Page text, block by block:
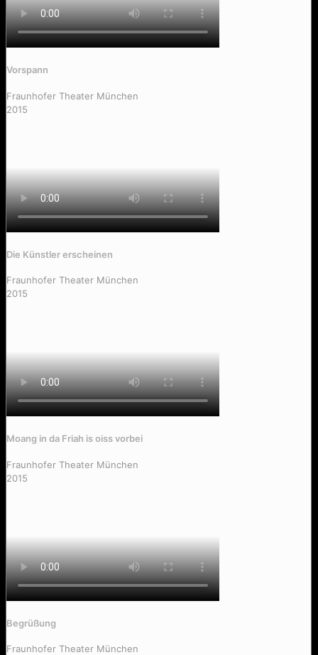
Vorspann
Fraunhofer Theater München
2015
Die Künstler erscheinen
Fraunhofer Theater München
2015
Moang in da Friah is oiss vorbei
Fraunhofer Theater München
2015
Begrüßung
Fraunhofer Theater München